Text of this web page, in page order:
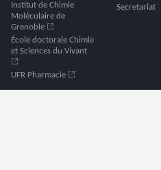
Institut de Chimie
Moléculaire de
Grenoble
École doctorale Chimie
et Sciences du Vivant
UFR Pharmacie
Secretariat